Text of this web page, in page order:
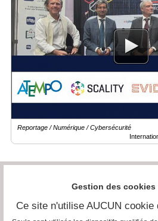
Reportage / Numérique / Cybersécurité
Gestion des cookies
Ce site n'utilise AUCUN cookie